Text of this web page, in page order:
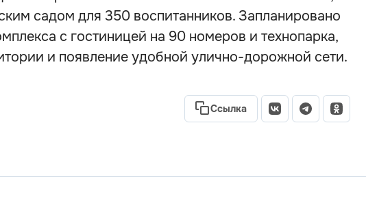
садом для 350 воспитанников. Запланировано
с гостиницей на 90 номеров и технопарка,
и появление удобной улично-дорожной сети.
Ссылка